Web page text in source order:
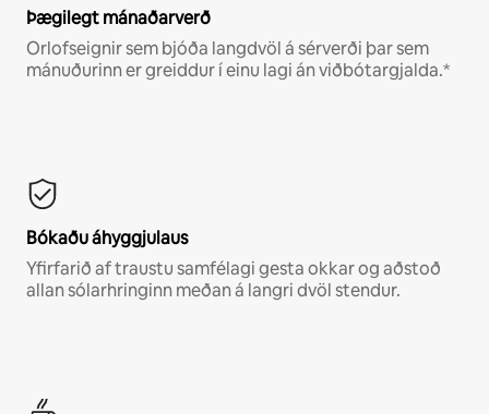
Þægilegt mánaðarverð
Orlofseignir sem bjóða langdvöl á sérverði þar sem
mánuðurinn er greiddur í einu lagi án viðbótargjalda.*
Bókaðu áhyggjulaus
Yfirfarið af traustu samfélagi gesta okkar og aðstoð
allan sólarhringinn meðan á langri dvöl stendur.